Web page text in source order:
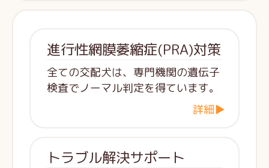
進行性網膜萎縮症(PRA)対策
全ての交配犬は、専門機関の遺伝子
検査でノーマル判定を得ています。
詳細▶
トラブル解決サポート